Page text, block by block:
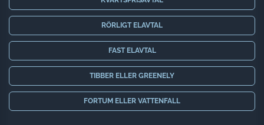
RÖRLIGT ELAVTAL
FAST ELAVTAL
TIBBER ELLER GREENELY
FORTUM ELLER VATTENFALL